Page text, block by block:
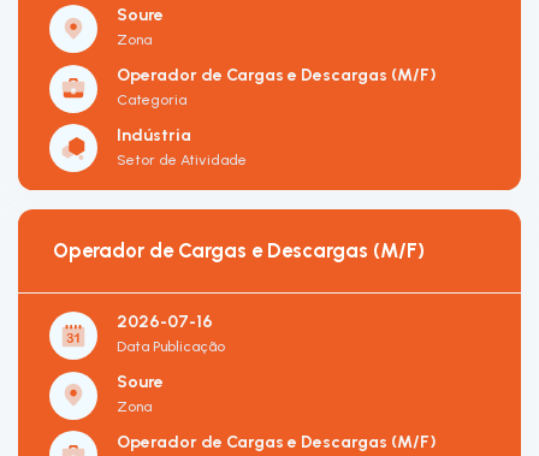
Soure
Zona
Operador de Cargas e Descargas (M/F)
Categoria
Indústria
Setor de Atividade
Operador de Cargas e Descargas (M/F)
2026-07-16
Data Publicação
Soure
Zona
Operador de Cargas e Descargas (M/F)